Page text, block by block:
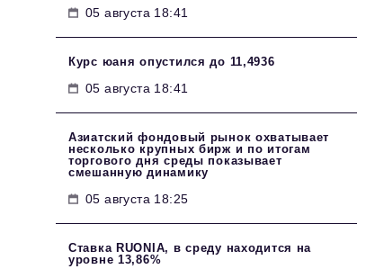
05 августа 18:41
Курс юаня опустился до 11,4936
05 августа 18:41
Азиатский фондовый рынок охватывает
несколько крупных бирж и по итогам
торгового дня среды показывает
смешанную динамику
05 августа 18:25
Ставка RUONIA, в среду находится на
уровне 13,86%